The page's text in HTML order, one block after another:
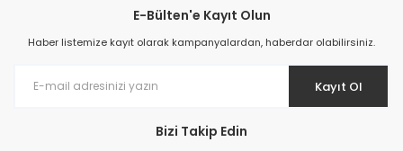
E-Bülten'e Kayıt Olun
Haber listemize kayıt olarak kampanyalardan, haberdar olabilirsiniz.
Kayıt Ol
Bizi Takip Edin